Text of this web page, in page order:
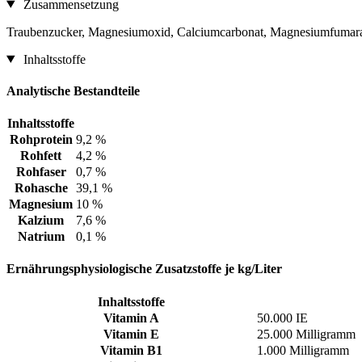
Zusammensetzung
Traubenzucker, Magnesiumoxid, Calciumcarbonat,
Inhaltsstoffe
Analytische Bestandteile
Inhaltsstoffe
Rohprotein 9,2 %
Rohfett
4,2 %
Rohfaser
0,7 %
Rohasche
39,1 %
Magnesium 10 %
Kalzium
7,6 %
Natrium
0,1 %
Ernährungsphysiologische Zusatzstoffe je kg/Liter
Inhaltsstoffe
Vitamin A
50.000 IE
Vitamin E
25.000 Milligramm
Vitamin B1
1.000 Milligramm